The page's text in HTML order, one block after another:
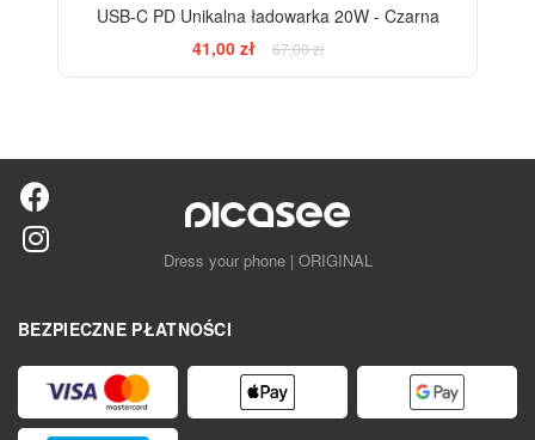
USB-C PD Unikalna ładowarka 20W - Czarna
41,00 zł
67,00 zł
Dress your phone | ORIGINAL
BEZPIECZNE PŁATNOŚCI